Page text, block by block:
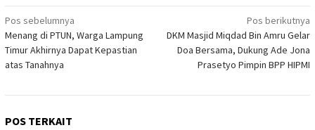
Navigasi
pos
Pos sebelumnya
Menang di PTUN, Warga Lampung
Timur Akhirnya Dapat Kepastian
atas Tanahnya
Pos berikutnya
DKM Masjid Miqdad Bin Amru Gelar
Doa Bersama, Dukung Ade Jona
Prasetyo Pimpin BPP HIPMI
POS TERKAIT